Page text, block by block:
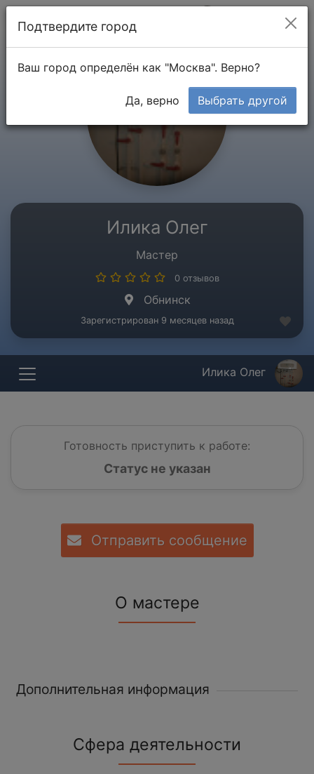
Илика Олег
Мастер
0 отзывов
Обнинск
Зарегистрирован 9 месяцев назад
Илика Олег
Готовность приступить к работе:
Статус не указан
Отправить сообщение
О мастере
Дополнительная информация
Сфера деятельности
Подтвердите город
Ваш город определён как "Москва". Верно?
Да, верно Выбрать другой